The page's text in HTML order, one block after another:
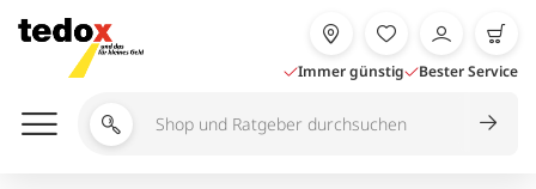
Inhalt
springen
Immer günstig Bester Service
Shop